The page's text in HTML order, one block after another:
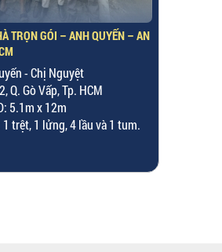
HIỆN ĐẠI – CHỊ TÂM – PHÚ
Lào, P. 15, Q. 8
6m x 16m
1 bán hầm, 1 trệt, 1 lửng, 2